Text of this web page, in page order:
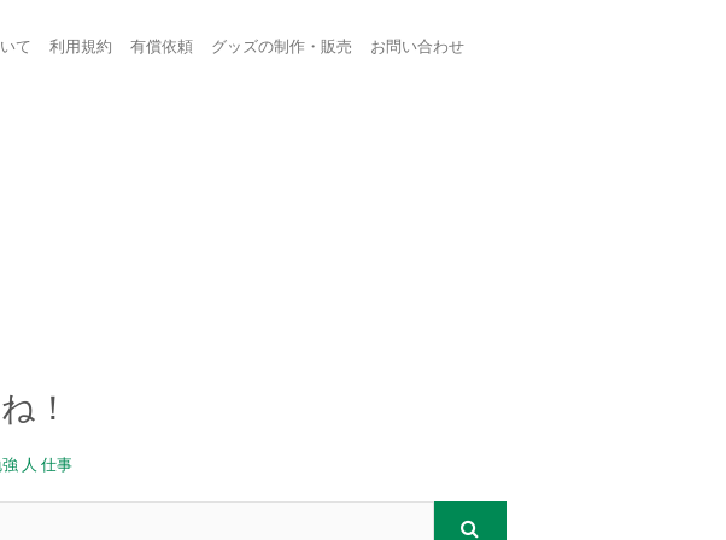
て 利用規約 有償依頼 グッズの制作・販売 お問い合わせ
！
人 仕事